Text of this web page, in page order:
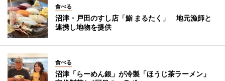
食べる
沼津・戸田のすし店「鮨 まるたく」 地元漁師と
連携し地物を提供
食べる
沼津「らーめん銀」が冷製「ほうじ茶ラーメン」